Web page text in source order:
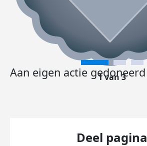
Aan eigen actie gedoneerd
1 van 3
Deel pagina